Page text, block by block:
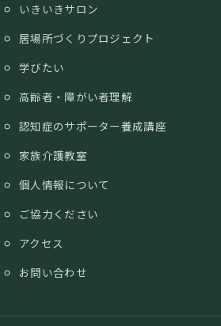
いきいきサロン
居場所づくりプロジェクト
学びたい
高齢者・障がい者理解
認知症のサポーター養成講座
家族介護教室
個人情報について
ご協力ください
アクセス
お問い合わせ